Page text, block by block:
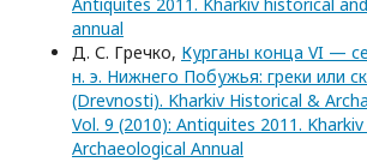
annual
Д. С. Гречко, Курганы конца VI —
н. э. Нижнего Побужья: греки или
(Drevnosti). Kharkiv Historical &
Vol. 9 (2010): Antiquites 2011.
Archaeological Annual